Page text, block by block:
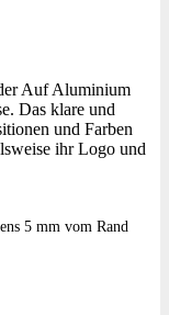
Auf Aluminium
Das klare und
und Farben
ihr Logo und
5 mm vom Rand